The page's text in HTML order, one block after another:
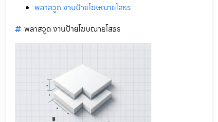
พลาสวูด งานป้ายโฆษณายโสธร
พลาสวูด งานป้ายโฆษณายโสธร